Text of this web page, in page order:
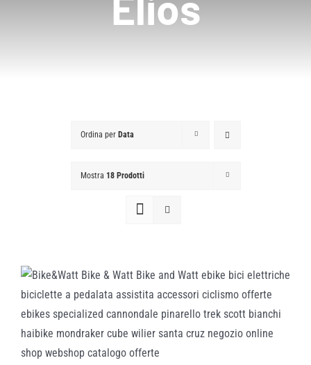
Ordina per Data
Mostra 18 Prodotti
SELECT OPTIONS / DETTAGLI